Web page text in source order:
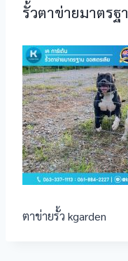
รั้วตาข่ายมาตรฐ
ตาข่ายรั้ว kgarden